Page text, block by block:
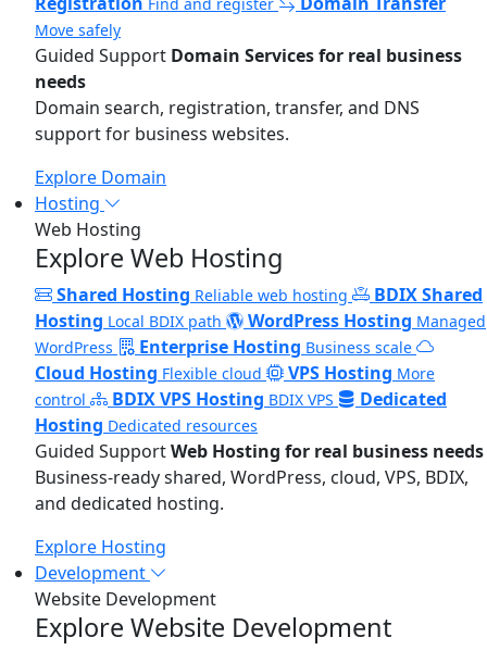
Move safely
Guided Support Domain Services for real business
needs
Domain search, registration, transfer, and DNS
support for business websites.
Explore Domain
Hosting
Web Hosting
Explore Web Hosting
Shared Hosting Reliable web hosting
BDIX Shared
Hosting Local BDIX path WordPress Hosting Managed
WordPress
Enterprise Hosting Business scale
Cloud Hosting Flexible cloud VPS Hosting More
control
BDIX VPS Hosting BDIX VPS
Dedicated
Hosting Dedicated resources
Guided SupportWeb Hosting for real business needs
Business-ready shared, WordPress, cloud, VPS, BDIX,
and dedicated hosting.
Explore Hosting
Development
Website Development
Explore Website Development